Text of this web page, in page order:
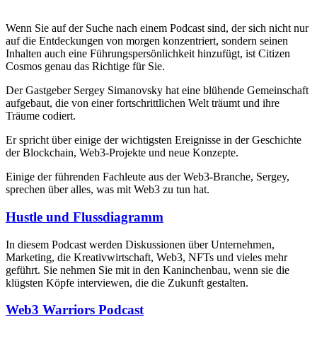
Wenn Sie auf der Suche nach einem Podcast sind, der sich nicht nur
auf die Entdeckungen von morgen konzentriert, sondern seinen
Inhalten auch eine Führungspersönlichkeit hinzufügt, ist Citizen
Cosmos genau das Richtige für Sie.
Der Gastgeber Sergey Simanovsky hat eine blühende Gemeinschaft
aufgebaut, die von einer fortschrittlichen Welt träumt und ihre
Träume codiert.
Er spricht über einige der wichtigsten Ereignisse in der Geschichte
der Blockchain, Web3-Projekte und neue Konzepte.
Einige der führenden Fachleute aus der Web3-Branche, Sergey,
sprechen über alles, was mit Web3 zu tun hat.
Hustle und Flussdiagramm
In diesem Podcast werden Diskussionen über Unternehmen,
Marketing, die Kreativwirtschaft, Web3, NFTs und vieles mehr
geführt. Sie nehmen Sie mit in den Kaninchenbau, wenn sie die
klügsten Köpfe interviewen, die die Zukunft gestalten.
Web3 Warriors Podcast